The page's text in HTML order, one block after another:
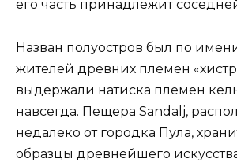
его часть принадлежит
Назван полуостров был по
жителей древних племен
выдержали натиска племен
навсегда. Пещера Sandalj,
недалеко от городка Пула,
образцы древнейшего